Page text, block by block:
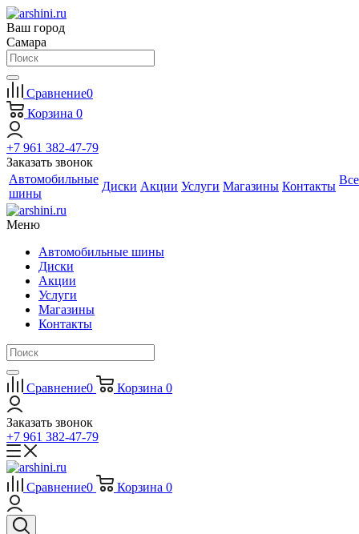
Ваш город
Самара
Сравнение0
Корзина 0
+7 961 382-47-79
Заказать звонок
Автомобильные
шины
Диски Акции Услуги Магазины Контакты Все
Меню
Автомобильные шины
Диски
Акции
Услуги
Магазины
Контакты
Сравнение0 Корзина 0
Заказать звонок
+7 961 382-47-79
Сравнение0 Корзина 0